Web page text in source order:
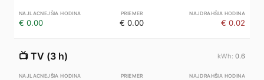
€ 0.00 € 0.00 € 0.02
📺 TV (3 h) 0.6